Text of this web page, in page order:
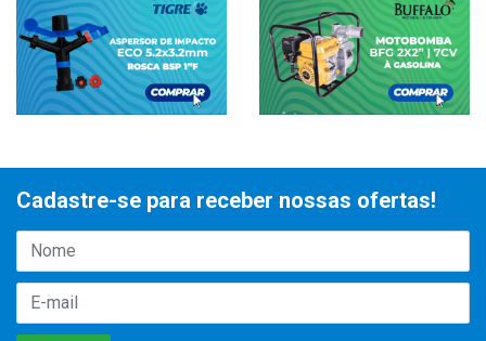
Cadastre-se para receber nossas ofertas!